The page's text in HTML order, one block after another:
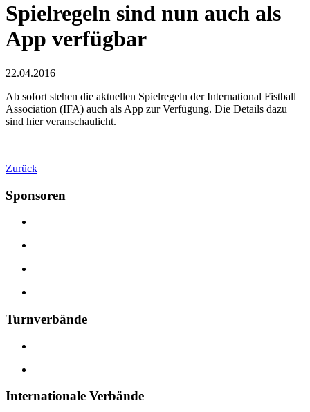
Spielregeln sind nun auch als
App verfügbar
22.04.2016
Ab sofort stehen die aktuellen Spielregeln der International Fistball
Association (IFA) auch als App zur Verfügung. Die Details dazu
sind hier veranschaulicht.
Zurück
Sponsoren
Turnverbände
Internationale Verbände